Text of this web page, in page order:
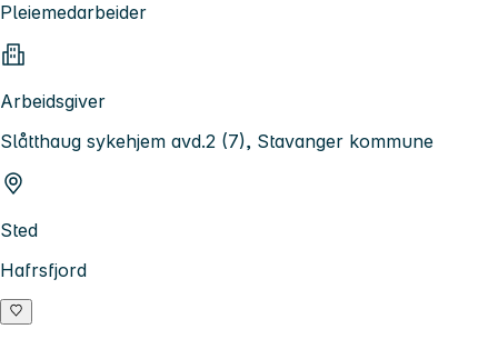
Pleiemedarbeider
Arbeidsgiver
Slåtthaug sykehjem avd.2 (7), Stavanger kommune
Sted
Hafrsfjord